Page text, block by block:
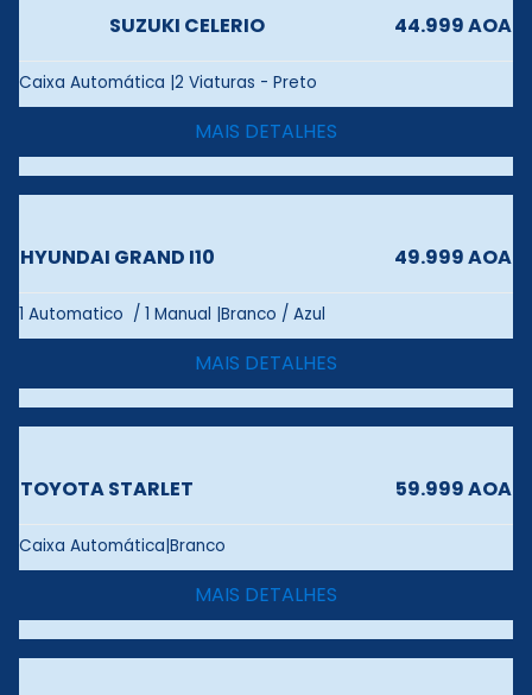
SUZUKI CELERIO 44.999 AOA
Caixa Automática |2 Viaturas - Preto
MAIS DETALHES
HYUNDAI GRAND I10 49.999 AOA
1 Automatico / 1 Manual |Branco / Azul
MAIS DETALHES
TOYOTA STARLET 59.999 AOA
Caixa Automática|Branco
MAIS DETALHES